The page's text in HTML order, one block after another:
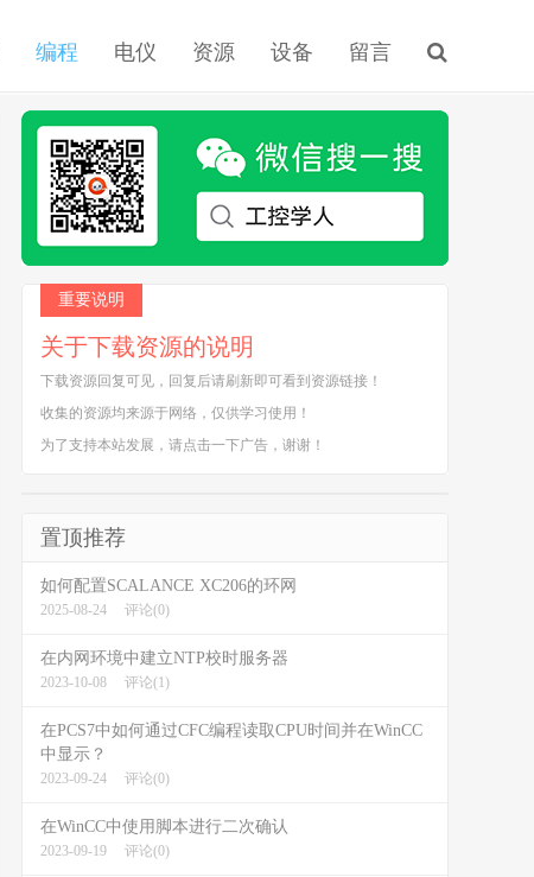
编程 电仪 资源 设备 留言
重要说明
关于下载资源的说明
下载资源回复可见，回复后请刷新即可看到资源链接！
收集的资源均来源于网络，仅供学习使用！
为了支持本站发展，请点击一下广告，谢谢！
置顶推荐
如何配置SCALANCE XC206的环网
2025-08-24 评论(0)
在内网环境中建立NTP校时服务器
2023-10-08 评论(1)
在PCS7中如何通过CFC编程读取CPU时间并在WinCC
中显示？
2023-09-24 评论(0)
在WinCC中使用脚本进行二次确认
2023-09-19 评论(0)